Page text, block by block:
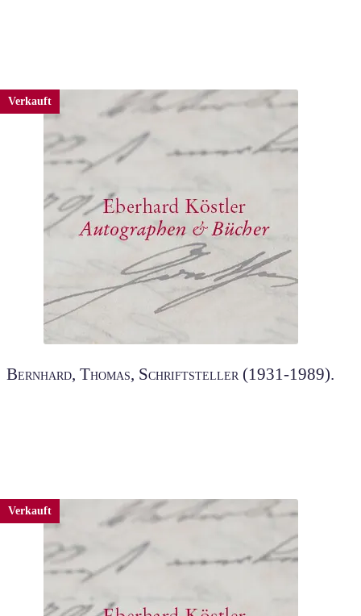
Verkauft
Bernhard, Thomas, Schriftsteller (1931-1989).
Verkauft